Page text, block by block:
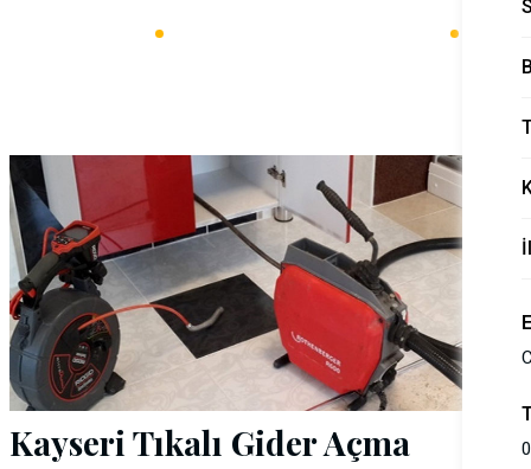
Kayseri Tıkalı Gider Açma